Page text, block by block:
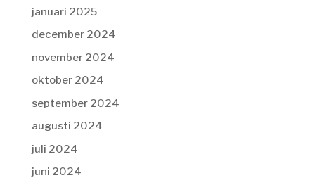
januari 2025
december 2024
november 2024
oktober 2024
september 2024
augusti 2024
juli 2024
juni 2024